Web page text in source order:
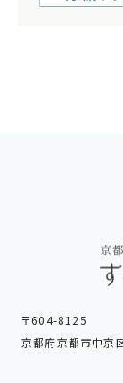
〒604-8125
京都府京都市中京